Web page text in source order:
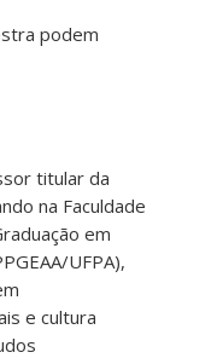
podem
titular da
na Faculdade
em
UFPA),
e cultura